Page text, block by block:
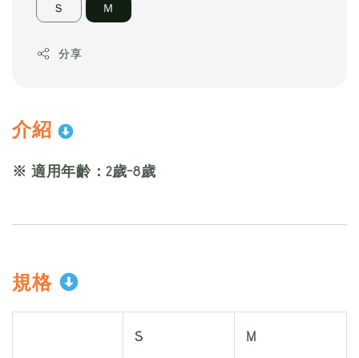
Ｓ Ｍ
分享
介紹
※ 適用年齡：2歲-8歲
規格
S M